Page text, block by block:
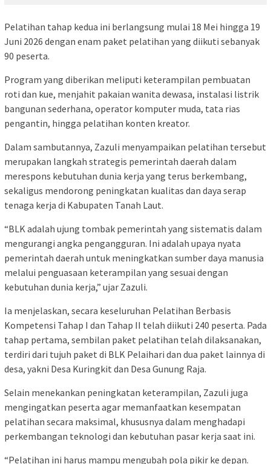
Pelatihan tahap kedua ini berlangsung mulai 18 Mei hingga 19
Juni 2026 dengan enam paket pelatihan yang diikuti sebanyak
90 peserta.
Program yang diberikan meliputi keterampilan pembuatan
roti dan kue, menjahit pakaian wanita dewasa, instalasi listrik
bangunan sederhana, operator komputer muda, tata rias
pengantin, hingga pelatihan konten kreator.
Dalam sambutannya, Zazuli menyampaikan pelatihan tersebut
merupakan langkah strategis pemerintah daerah dalam
merespons kebutuhan dunia kerja yang terus berkembang,
sekaligus mendorong peningkatan kualitas dan daya serap
tenaga kerja di Kabupaten Tanah Laut.
“BLK adalah ujung tombak pemerintah yang sistematis dalam
mengurangi angka pengangguran. Ini adalah upaya nyata
pemerintah daerah untuk meningkatkan sumber daya manusia
melalui penguasaan keterampilan yang sesuai dengan
kebutuhan dunia kerja,” ujar Zazuli.
Ia menjelaskan, secara keseluruhan Pelatihan Berbasis
Kompetensi Tahap I dan Tahap II telah diikuti 240 peserta. Pada
tahap pertama, sembilan paket pelatihan telah dilaksanakan,
terdiri dari tujuh paket di BLK Pelaihari dan dua paket lainnya di
desa, yakni Desa Kuringkit dan Desa Gunung Raja.
Selain menekankan peningkatan keterampilan, Zazuli juga
mengingatkan peserta agar memanfaatkan kesempatan
pelatihan secara maksimal, khususnya dalam menghadapi
perkembangan teknologi dan kebutuhan pasar kerja saat ini.
“Pelatihan ini harus mampu mengubah pola pikir ke depan.